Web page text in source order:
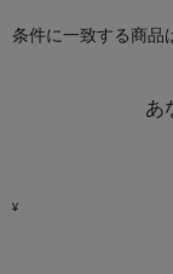
条件に一致する商品
あ